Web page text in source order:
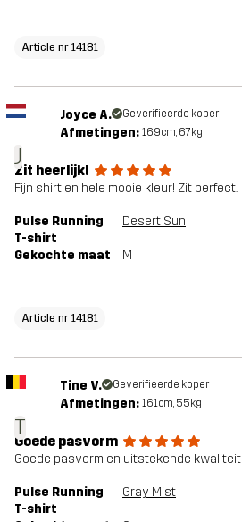
Article nr 14181
J
Joyce A. Geverifieerde koper
Afmetingen: 169cm, 67kg
Zit heerlijk!
Fijn shirt en hele mooie kleur! Zit perfect.
Pulse Running
T-shirt
Desert Sun
Gekochte maat M
Article nr 14181
T
Tine V. Geverifieerde koper
Afmetingen: 161cm, 55kg
Goede pasvorm
Goede pasvorm en uitstekende kwaliteit
Pulse Running
T-shirt
Gray Mist